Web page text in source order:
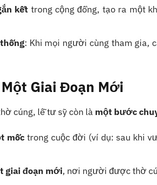
kết trong cộng đồng, tạo ra một
: Khi mọi người cùng tham gia,
Giai Đoạn Mới
cúng, lễ tư sỹ còn là một bước
mốc trong cuộc đời (ví dụ: sau khi
giai đoạn mới, nơi người được thờ